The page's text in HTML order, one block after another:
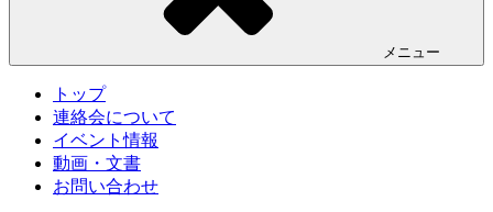
メニュー
トップ
連絡会について
イベント情報
動画・文書
お問い合わせ